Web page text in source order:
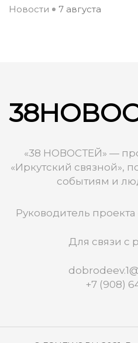
Новости
7 августа
«38 НОВОСТЕЙ» —
«Иркутский связной»,
событиям и
Руководитель
Для связи с
+7 (908)